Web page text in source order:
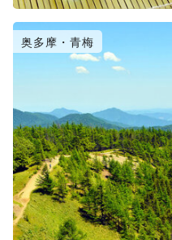
奥多摩・青梅